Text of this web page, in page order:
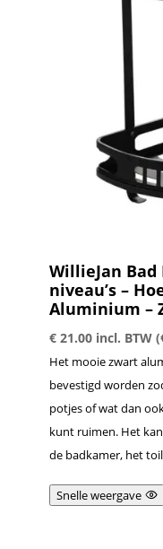
WillieJan Bad
niveau’s –
Aluminium –
€21.00 incl. BTW (
Het mooie zwart
bevestigd worden
potjes of wat dan
kunt ruimen. Het
de badkamer, het
Snelle weergave